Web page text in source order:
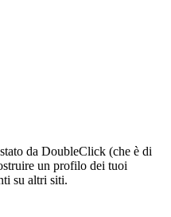
da DoubleClick (che è di
un profilo dei tuoi
su altri siti.